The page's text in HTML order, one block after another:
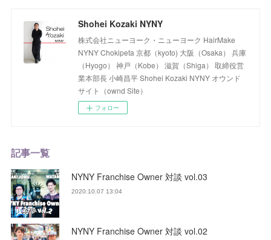
Shohei Kozaki NYNY
株式会社ニューヨーク・ニューヨーク HairMake
NYNY Chokipeta 京都（kyoto) 大阪（Osaka） 兵庫
（Hyogo） 神戸（Kobe） 滋賀（Shiga） 取締役営
業本部長 小崎昌平 Shohei Kozaki NYNY オウンド
サイト（ownd Site）
フォロー
記事一覧
NYNY Franchise Owner 対談 vol.03
2020.10.07 13:04
NYNY Franchise Owner 対談 vol.02